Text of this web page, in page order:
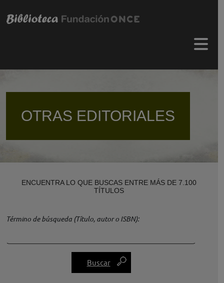
OTRAS EDITORIALES
ENCUENTRA LO QUE BUSCAS ENTRE MÁS DE 7.100
TÍTULOS
Término de búsqueda (Título, autor o ISBN)